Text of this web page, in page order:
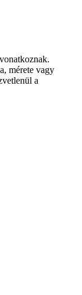
mérete vagy
a